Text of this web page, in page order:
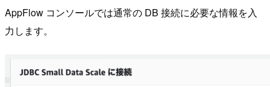
AppFlow コンソールでは通常の DB 接続に必要な情報を入
力します。